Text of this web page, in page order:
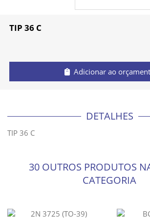
TIP 36 C
Adicionar ao
DETALHES
TIP 36 C
30 OUTROS PRODUTOS
CATEGORIA